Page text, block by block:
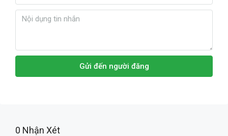
Gửi đến người đăng
0 Nhận Xét